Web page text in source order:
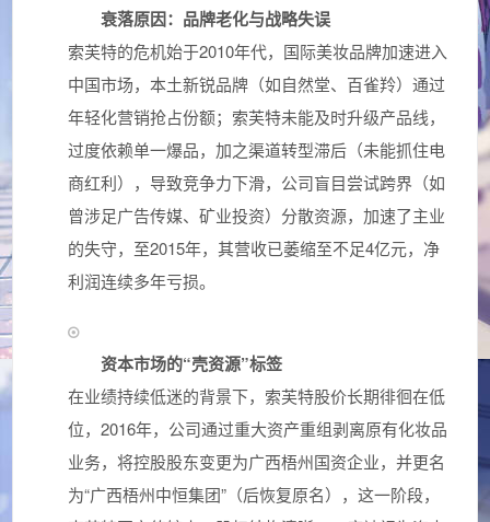
衰落原因：品牌老化与战略失误
索芙特的危机始于2010年代，国际美妆品牌加速进入
中国市场，本土新锐品牌（如自然堂、百雀羚）通过
年轻化营销抢占份额；索芙特未能及时升级产品线，
过度依赖单一爆品，加之渠道转型滞后（未能抓住电
商红利），导致竞争力下滑，公司盲目尝试跨界（如
曾涉足广告传媒、矿业投资）分散资源，加速了主业
的失守，至2015年，其营收已萎缩至不足4亿元，净
利润连续多年亏损。
资本市场的“壳资源”标签
在业绩持续低迷的背景下，索芙特股价长期徘徊在低
位，2016年，公司通过重大资产重组剥离原有化妆品
业务，将控股股东变更为广西梧州国资企业，并更名
为“广西梧州中恒集团”（后恢复原名），这一阶段，